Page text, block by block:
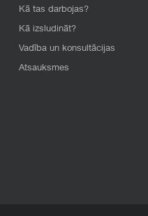
Kā tas darbojas?
Kā izsludināt?
Vadība un konsultācijas
Atsauksmes